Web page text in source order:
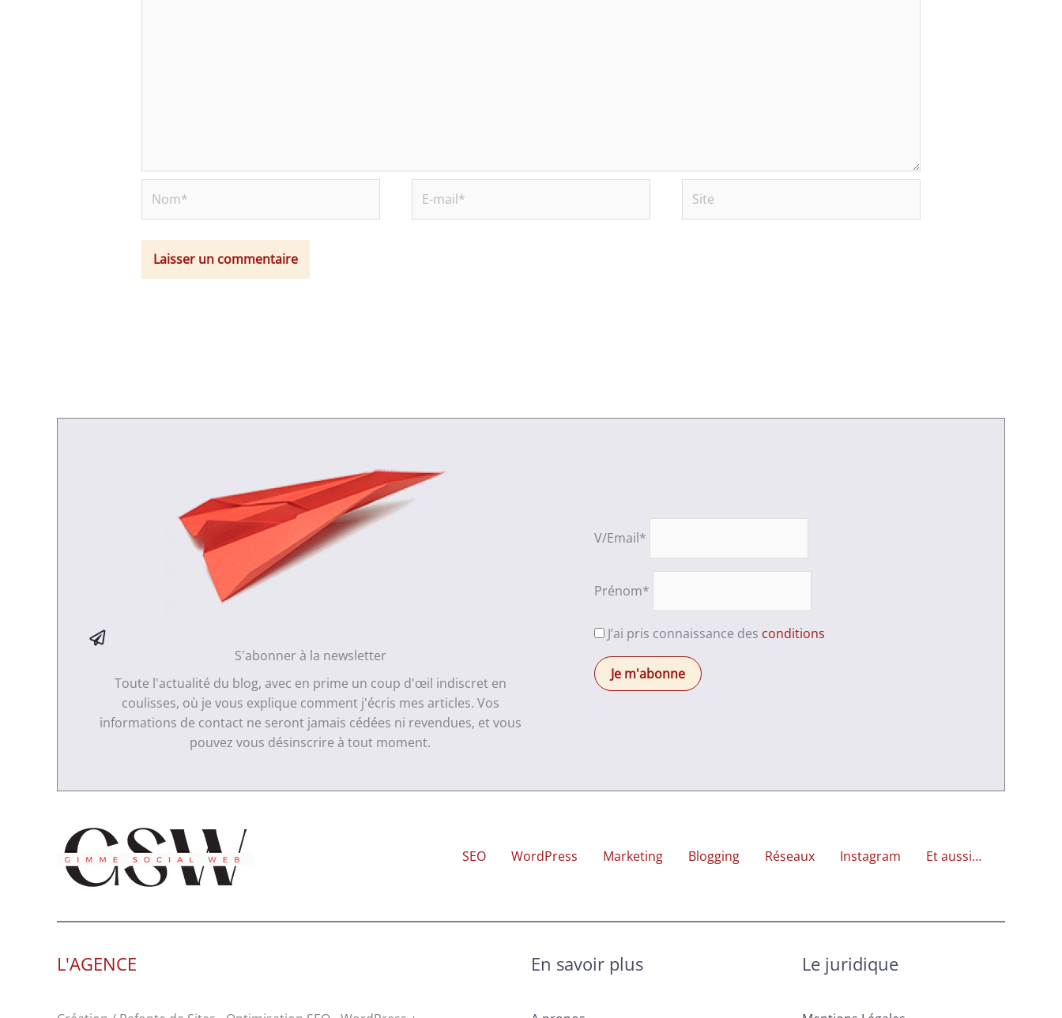
mail*
S'abonner à la newsletter
Toute l'actualité du blog, avec en prime un coup d'œil indiscret en
coulisses, où je vous explique comment j'écris mes articles. Vos
informations de contact ne seront jamais cédées ni revendues, et vous
pouvez vous désinscrire à tout moment.
V/Email*
Prénom*
J’ai pris connaissance des conditions
SEO WordPress Marketing Blogging Réseaux Instagram Et aussi…
L'AGENCE En savoir plus Le juridique